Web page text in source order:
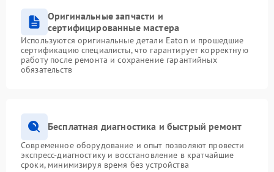
Оригинальные запчасти и
сертифицированные мастера
Используются оригинальные детали Eaton и прошедшие
сертификацию специалисты, что гарантирует корректную
работу после ремонта и сохранение гарантийных
обязательств
Бесплатная диагностика и быстрый ремонт
Современное оборудование и опыт позволяют провести
экспресс-диагностику и восстановление в кратчайшие
сроки, минимизируя время без устройства